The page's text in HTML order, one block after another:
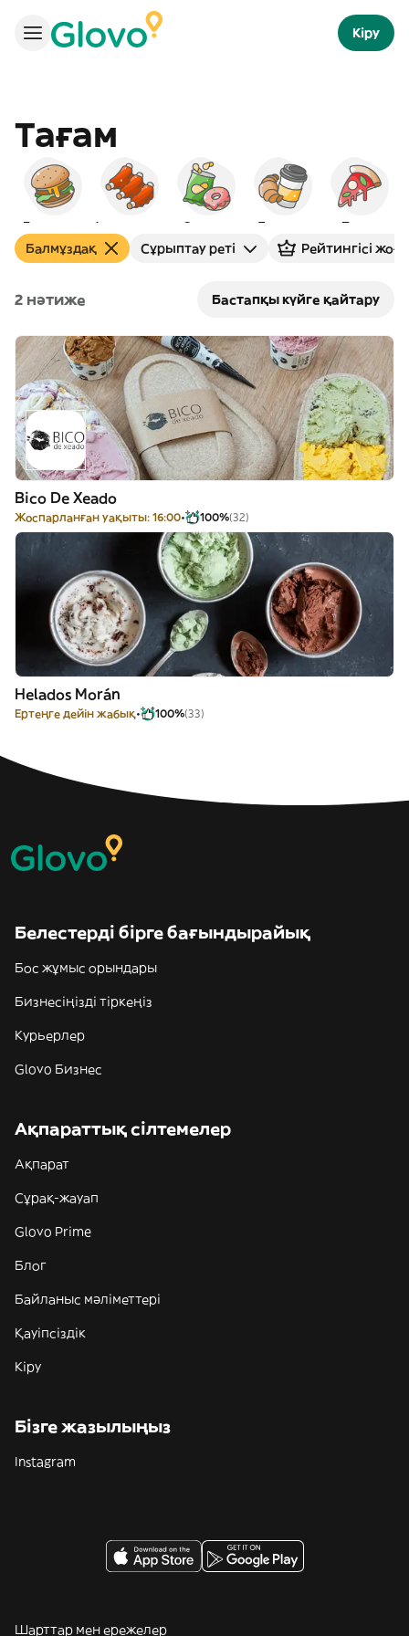
Кіру
Тағам
Бургерлер Америкалық Снэктер Таңғы ас Пицца
Балмұздақ Сұрыптау реті Рейтингісі
2 нәтиже Бастапқы күйге қайтару
Bico De Xeado
Жоспарланған уақыты: 16:00 100%(32)
Helados Morán
Ертеңге дейін жабық 100%(33)
Белестерді бірге бағындырайық
Бос жұмыс орындары
Бизнесіңізді тіркеңіз
Курьерлер
Glovo Бизнес
Ақпараттық сілтемелер
Ақпарат
Сұрақ-жауап
Glovo Prime
Блог
Байланыс мәліметтері
Қауіпсіздік
Кіру
Бізге жазылыңыз
Instagram
Шарттар мен ережелер